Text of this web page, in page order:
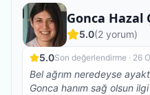
Gonca Hazal
Fizyoterapist
5.0(2 yorum)
5.0Son değerlendirme · 26
Bel ağrım neredeyse
Gonca hanım sağ olsun